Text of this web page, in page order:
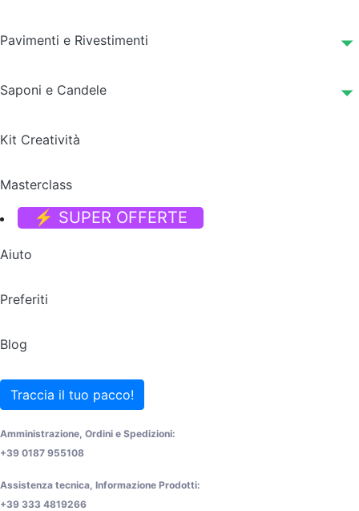
Pavimenti e Rivestimenti
Saponi e Candele
Kit Creatività
Masterclass
⚡ SUPER OFFERTE
Aiuto
Preferiti
Blog
Traccia il tuo pacco!
Amministrazione, Ordini e Spedizioni:
+39 0187 955108
Assistenza tecnica, Informazione Prodotti:
+39 333 4819266